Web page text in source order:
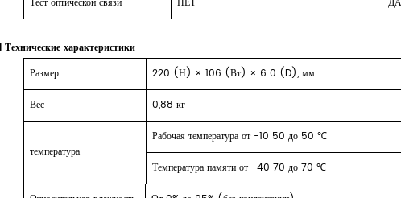
Тест оптической связи НЕТ ДА
характеристики
Размер
220 (Н) × 106 (Вт) × 6 0 (D), мм
Вес 0,88 кг
температура
Рабочая температура от -10 50 до 50 ℃
Температура памяти от -40 70 до 70 ℃